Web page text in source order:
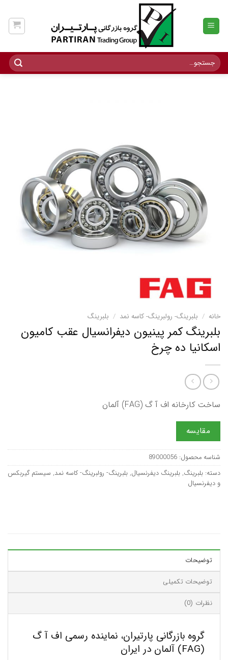
content
جستجو
برای:
خانه / بلبرینگ- رولبرینگ- کاسه نمد / بلبرینگ
بلبرینگ کمر پینیون دیفرانسیال عقب کامیون
اسکانیا ده چرخ
ساخت کارخانه اف آ گ (FAG) آلمان
مقایسه
شناسه محصول: 89000056
دسته: بلبرینگ, بلبرینگ دیفرنسیال, بلبرینگ- رولبرینگ- کاسه نمد, سیستم گیربکس
و دیفرنسیال
توضیحات
توضیحات تکمیلی
نظرات (0)
گروه بازرگانی پارتیران، نماینده رسمی اف آ گ
(FAG) آلمان در ایران